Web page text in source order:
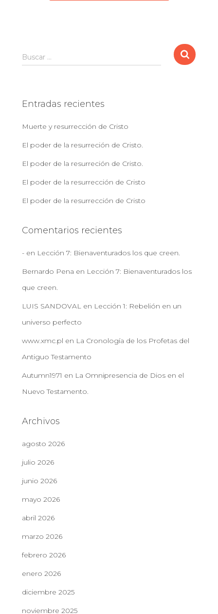
B
u
r
Buscar …
Entradas recientes
Muerte y resurrección de Cristo
El poder de la resurreción de Cristo.
El poder de la resurreción de Cristo.
El poder de la resurrección de Cristo
El poder de la resurrección de Cristo
Comentarios recientes
- en Lección 7: Bienaventurados los que creen.
Bernardo Pena en Lección 7: Bienaventurados los
que creen.
LUIS SANDOVAL en Lección 1: Rebelión en un
universo perfecto
www.xmc.pl en La Cronología de los Profetas del
Antiguo Testamento
Autumn1971 en La Omnipresencia de Dios en el
Nuevo Testamento.
Archivos
agosto 2026
julio 2026
junio 2026
mayo 2026
abril 2026
marzo 2026
febrero 2026
enero 2026
diciembre 2025
noviembre 2025